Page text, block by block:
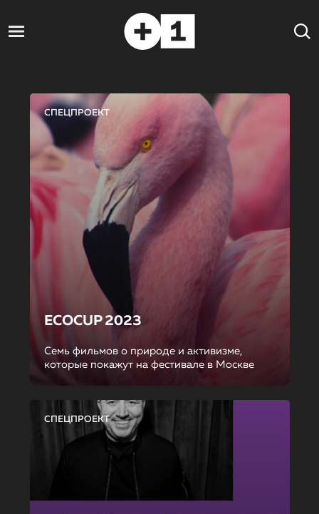
СПЕЦПРОЕКТ
ECOCUP 2023
Семь фильмов о природе и активизме,
которые покажут на фестивале в Москве
СПЕЦПРОЕКТ